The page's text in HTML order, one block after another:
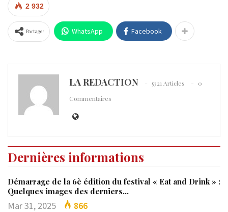
2 932
Partager WhatsApp Facebook
LA REDACTION 5321 Articles
0
Commentaires
Dernières informations
Démarrage de la 6è édition du festival « Eat and Drink » :
Quelques images des derniers…
Mar 31, 2025 866